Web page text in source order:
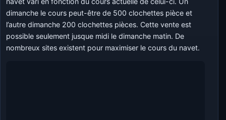
dimanche le cours peut-être de 500 clochettes pièce et
l’autre dimanche 200 clochettes pièces. Cette vente est
possible seulement jusque midi le dimanche matin. De
nombreux sites existent pour maximiser le cours du navet.